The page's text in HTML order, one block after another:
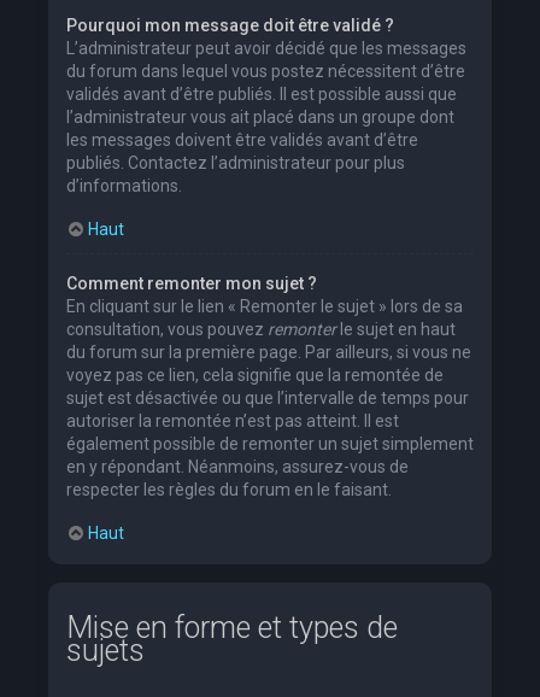
Pourquoi mon message doit être validé ?
L’administrateur peut avoir décidé que les messages
du forum dans lequel vous postez nécessitent d’être
validés avant d’être publiés. Il est possible aussi que
l’administrateur vous ait placé dans un groupe dont
les messages doivent être validés avant d’être
publiés. Contactez l’administrateur pour plus
d’informations.
Haut
Comment remonter mon sujet ?
En cliquant sur le lien « Remonter le sujet » lors de sa
consultation, vous pouvez remonterle sujet en haut
du forum sur la première page. Par ailleurs, si vous ne
voyez pas ce lien, cela signifie que la remontée de
sujet est désactivée ou que l’intervalle de temps pour
autoriser la remontée n’est pas atteint. Il est
également possible de remonter un sujet simplement
en y répondant. Néanmoins, assurez-vous de
respecter les règles du forum en le faisant.
Haut
Mise en forme et types de
sujets